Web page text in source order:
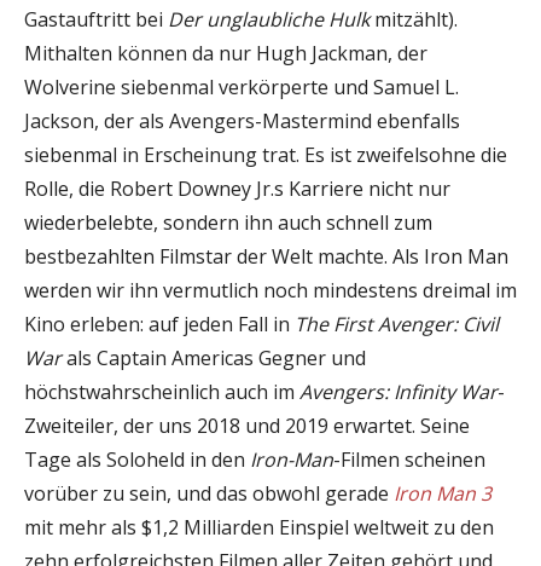
Gastauftritt bei Der unglaubliche Hulkmitzählt).
Mithalten können da nur Hugh Jackman, der
Wolverine siebenmal verkörperte und Samuel L.
Jackson, der als Avengers-Mastermind ebenfalls
siebenmal in Erscheinung trat. Es ist zweifelsohne die
Rolle, die Robert Downey Jr.s Karriere nicht nur
wiederbelebte, sondern ihn auch schnell zum
bestbezahlten Filmstar der Welt machte. Als Iron Man
werden wir ihn vermutlich noch mindestens dreimal im
Kino erleben: auf jeden Fall in The First Avenger: Civil
Warals Captain Americas Gegner und
höchstwahrscheinlich auch im Avengers: Infinity War-
Zweiteiler, der uns 2018 und 2019 erwartet. Seine
Tage als Soloheld in den Iron-Man-Filmen scheinen
vorüber zu sein, und das obwohl gerade Iron Man 3
mit mehr als $1,2 Milliarden Einspiel weltweit zu den
zehn erfolgreichsten Filmen aller Zeiten gehört und